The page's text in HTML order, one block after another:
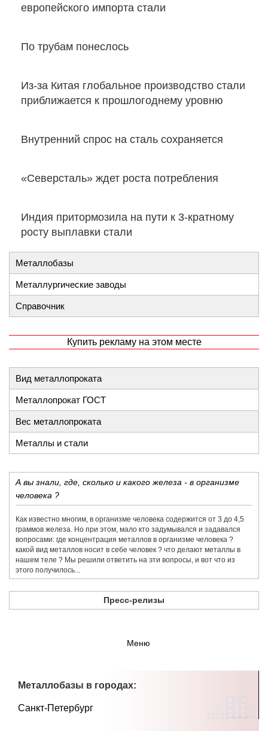
европейского импорта стали
По трубам понеслось
Из-за Китая глобальное производство стали
приближается к прошлогоднему уровню
Внутренний спрос на сталь сохраняется
«Северсталь» ждет роста потребления
Индия притормозила на пути к 3-кратному
росту выплавки стали
Металлобазы
Металлургические заводы
Справочник
Купить рекламу на этом месте
Вид металлопроката
Металлопрокат ГОСТ
Вес металлопроката
Металлы и стали
А вы знали, где, сколько и какого железа - в организме
человека ?
Как известно многим, в организме человека содержится от 3 до 4,5
граммов железа. Но при этом, мало кто задумывался и задавался
вопросами: где концентрация металлов в организме человека ?
какой вид металлов носит в себе человек ? что делают металлы в
нашем теле ? Мы решили ответить на эти вопросы, и вот что из
этого получилось...
Пресс-релизы
Меню
Металлобазы в городах:
Санкт-Петербург